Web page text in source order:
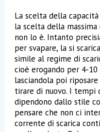
La scelta della
la scelta della
non lo è. Intanto
per svapare, la si
simile al regime di
cioè erogando per 4-
lasciandola poi
tirare di nuovo. I tempi
dipendono dallo stile
pensare che non ci
corrente di scarica